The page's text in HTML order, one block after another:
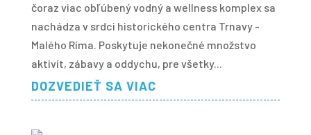
čoraz viac obľúbený vodný a wellness komplex sa
nachádza v srdci historického centra Trnavy -
Malého Ríma. Poskytuje nekonečné množstvo
aktivít, zábavy a oddychu, pre všetky...
DOZVEDIEŤ SA VIAC